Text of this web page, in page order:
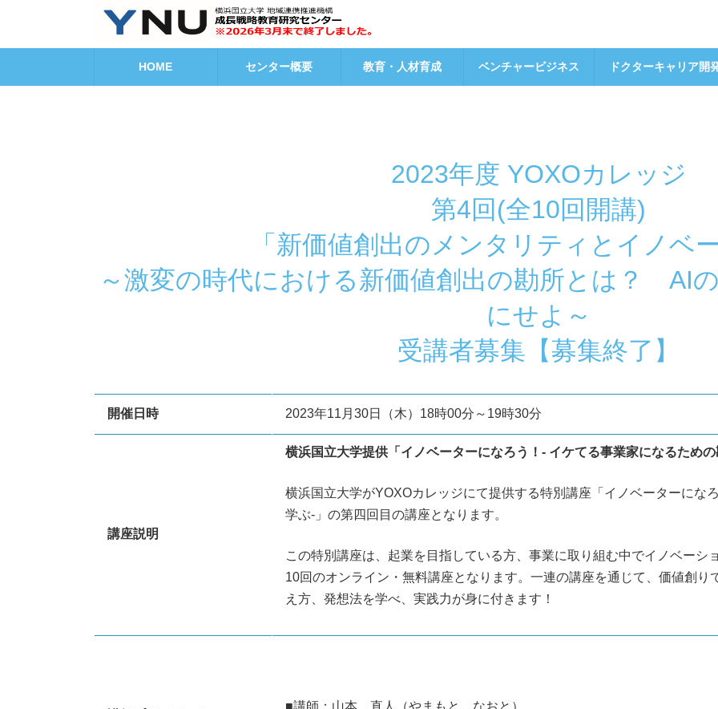
HOME センター概要 教育・人材育成 ベンチャービジネス ドクターキャリア開
2023年度 YOXOカレッジ
第4回(全10回開講)
「新価値創出のメンタリティとイノベ
～激変の時代における新価値創出の勘所とは？ AI
にせよ～
受講者募集【募集終了】
開催日時 2023年11月30日（木）18時00分～19時30分
講座説明
横浜国立大学提供「イノベーターになろう！- イケてる事業家になるため
横浜国立大学がYOXOカレッジにて提供する特別講座「イノベーターにな
学ぶ-」の第四回目の講座となります。
この特別講座は、起業を目指している方、事業に取り組む中でイノベーシ
10回のオンライン・無料講座となります。一連の講座を通じて、価値創
え方、発想法を学べ、実践力が身に付きます！